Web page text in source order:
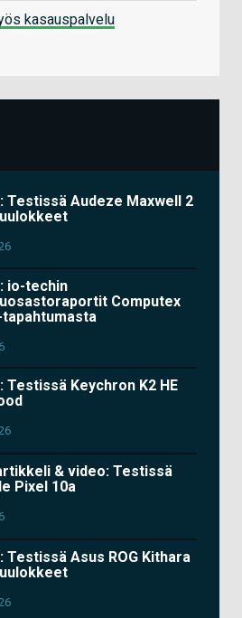
kasauspalvelu
Testissä Audeze Maxwell 2
io-techin
Computex
tapahtumasta
Testissä Keychron K2 HE
& video: Testissä
Pixel 10a
Testissä Asus ROG Kithara